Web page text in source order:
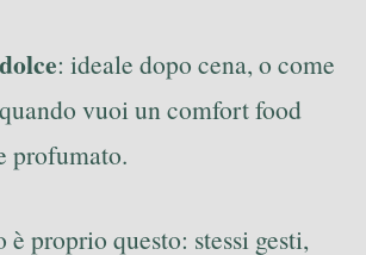
: ideale dopo cena, o come
vuoi un comfort food
profumato.
proprio questo: stessi gesti,